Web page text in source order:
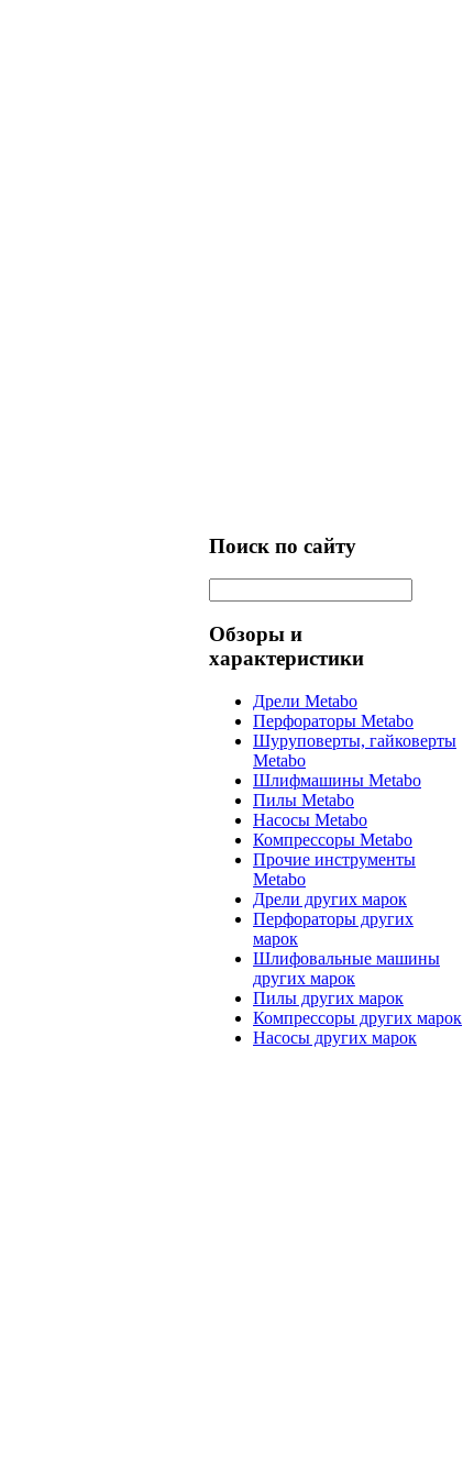
Поиск по сайту
Обзоры и
характеристики
Дрели Metabo
Перфораторы Metabo
Шуруповерты, гайковерты
Metabo
Шлифмашины Metabo
Пилы Metabo
Насосы Metabo
Компрессоры Metabo
Прочие инструменты
Metabo
Дрели других марок
Перфораторы других
марок
Шлифовальные машины
других марок
Пилы других марок
Компрессоры других марок
Насосы других марок